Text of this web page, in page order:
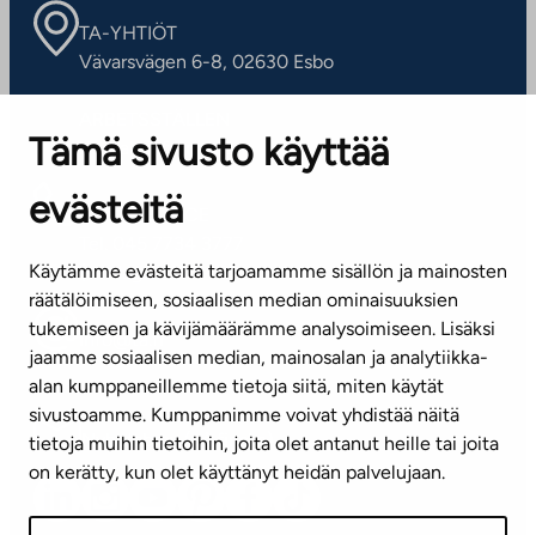
Tämä sivusto käyttää
evästeitä
Käytämme evästeitä tarjoamamme sisällön ja mainosten
räätälöimiseen, sosiaalisen median ominaisuuksien
tukemiseen ja kävijämäärämme analysoimiseen. Lisäksi
jaamme sosiaalisen median, mainosalan ja analytiikka-
alan kumppaneillemme tietoja siitä, miten käytät
sivustoamme. Kumppanimme voivat yhdistää näitä
tietoja muihin tietoihin, joita olet antanut heille tai joita
on kerätty, kun olet käyttänyt heidän palvelujaan.
TA-YHTIÖT
Vävarsvägen 6-8, 02630 Esbo
Kontaktinformation
KUNDSERVICE
(vardagar kl. 8–16)
info@ta.fi
Nyhetsbrev (på finska)